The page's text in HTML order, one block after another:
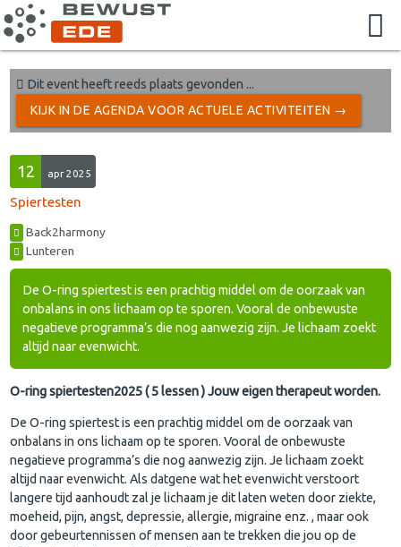
Dit event heeft reeds plaats gevonden ...
KIJK IN DE AGENDA VOOR ACTUELE ACTIVITEITEN →
12 apr 2025
Spiertesten
Back2harmony
Lunteren
De O-ring spiertest is een prachtig middel om de oorzaak van
onbalans in ons lichaam op te sporen. Vooral de onbewuste
negatieve programma’s die nog aanwezig zijn. Je lichaam zoekt
altijd naar evenwicht.
O-ring spiertesten2025 ( 5 lessen ) Jouw eigen therapeut worden.
De O-ring spiertest is een prachtig middel om de oorzaak van
onbalans in ons lichaam op te sporen. Vooral de onbewuste
negatieve programma’s die nog aanwezig zijn. Je lichaam zoekt
altijd naar evenwicht. Als datgene wat het evenwicht verstoort
langere tijd aanhoudt zal je lichaam je dit laten weten door ziekte,
moeheid, pijn, angst, depressie, allergie, migraine enz. , maar ook
door gebeurtennissen of mensen aan te trekken die jou op de